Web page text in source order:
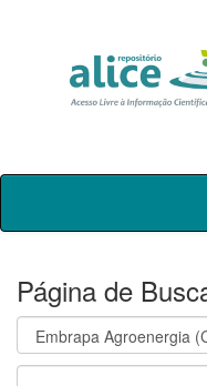
Skip
Página de